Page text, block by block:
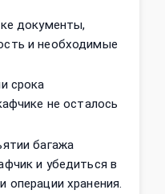
документы,
и необходимые
срока
не осталось
багажа
и убедиться в
операции хранения.